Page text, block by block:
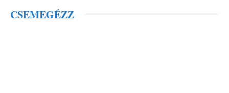
CSEMEGÉZZ